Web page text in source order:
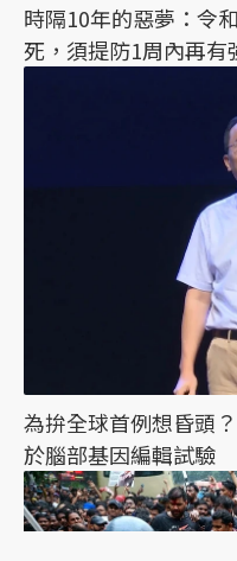
時隔10年的惡夢：令
死，須提防1周內再有
為拚全球首例想昏頭
於腦部基因編輯試驗